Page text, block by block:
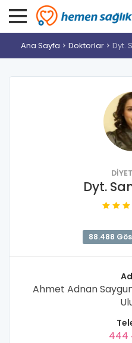
Ana Sayfa Doktorlar Dyt.
Dyt.
88.488
Ahmet Adnan
444